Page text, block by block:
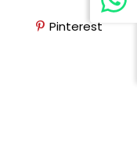
Pinterest